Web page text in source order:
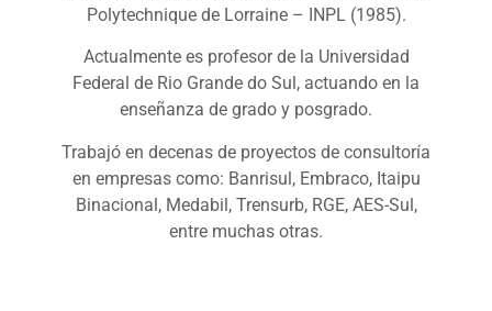
Polytechnique de Lorraine – INPL (1985).
Actualmente es profesor de la Universidad
Federal de Rio Grande do Sul, actuando en la
enseñanza de grado y posgrado.
Trabajó en decenas de proyectos de consultoría
en empresas como: Banrisul, Embraco, Itaipu
Binacional, Medabil, Trensurb, RGE, AES-Sul,
entre muchas otras.